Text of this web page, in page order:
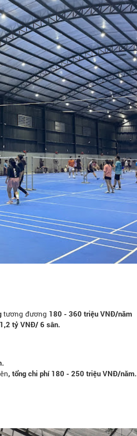
tương đương 180 - 360 triệu VNĐ/năm
tỷ VNĐ/ 6 sân.
, tổng chi phí 180 - 250 triệu VNĐ/năm.